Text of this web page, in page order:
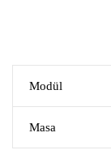
Modül
Masa